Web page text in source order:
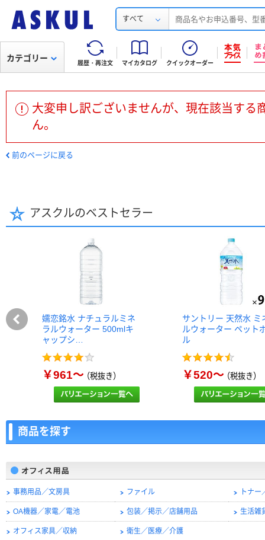
すべて
履歴・再注文 マイカタログ クイックオーダー
カテゴリー
大変申し訳ございませんが、現在該当する
ん。
前のページに戻る
アスクルのベストセラー
嬬恋銘水 ナチュラルミネ
ラルウォーター 500mlキ
ャップシ…
￥961～（税抜き）
サントリー 天然水 ミ
ルウォーター ペット
ル
￥520～（税抜き）
商品を探す
事務用品／文房具 ファイル トナ
OA機器／家電／電池 包装／掲示／店舗用品 生活雑
オフィス家具／収納 衛生／医療／介護